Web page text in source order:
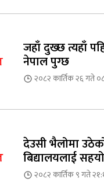
जहाँ दुख्छ त्यहाँ
नेपाल पुग्छ
२०८२ कार्तिक २६ गते
देउसी भैलोमा
बिद्यालयलाई
२०८२ कार्तिक ९ गते